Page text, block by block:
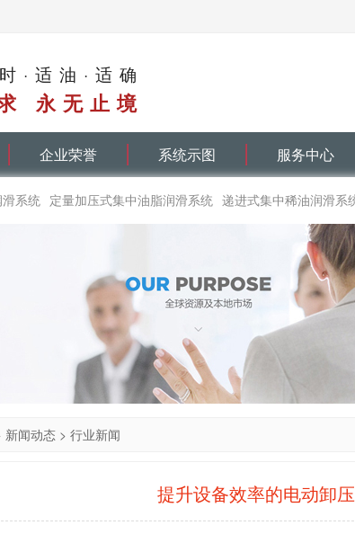
·适油·适确
永无止境
企业荣誉 系统示图 服务中心
系统 定量加压式集中油脂润滑系统 递进式集中稀油润滑系
新闻动态 > 行业新闻
提升设备效率的电动卸